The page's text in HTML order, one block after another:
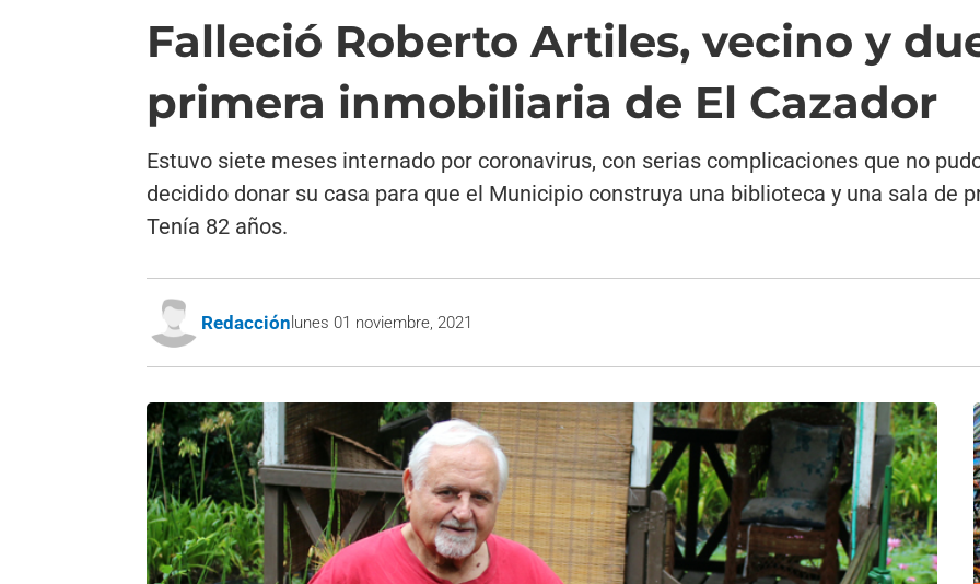
Falleció Roberto Artiles, vecino y
primera inmobiliaria de El Cazador
Estuvo siete meses internado por coronavirus, con serias complicaciones que no
decidido donar su casa para que el Municipio construya una biblioteca y una sala de
Tenía 82 años.
Redacción lunes 01 noviembre, 2021